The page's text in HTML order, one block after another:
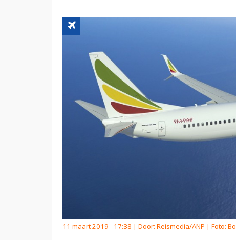
11 maart 2019 - 17:38 | Door: Reismedia/ANP | Foto: